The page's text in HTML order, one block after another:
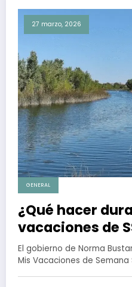
27 marzo, 2026
GENERAL
¿Qué hacer
vacaciones de
Aquí la
El gobierno de Norma
Mis Vacaciones de Semana